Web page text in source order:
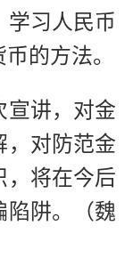
学习人民币
的方法。
宣讲，对金
，对防范金
，将在今后
陷阱。（魏